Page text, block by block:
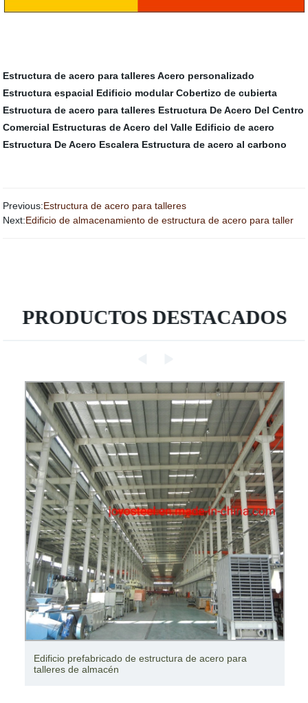
Estructura de acero para talleres Acero personalizado
Estructura espacial Edificio modular Cobertizo de cubierta
Estructura de acero para talleres Estructura De Acero Del Centro
Comercial Estructuras de Acero del Valle Edificio de acero
Estructura De Acero Escalera Estructura de acero al carbono
Previous:Estructura de acero para talleres
Next:Edificio de almacenamiento de estructura de acero para taller
PRODUCTOS DESTACADOS
La luz de varias naves prefabricadas de acero
Estructura de acero para talleres